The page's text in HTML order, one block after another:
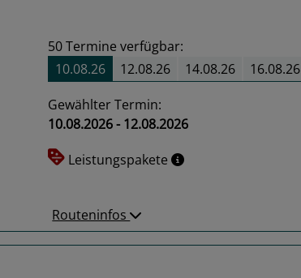
50Termine verfügbar:
10.08.26
12.08.26 14.08.26 16.08.26
Gewählter Termin:
10.08.2026 - 12.08.2026
Leistungspakete
Routeninfos